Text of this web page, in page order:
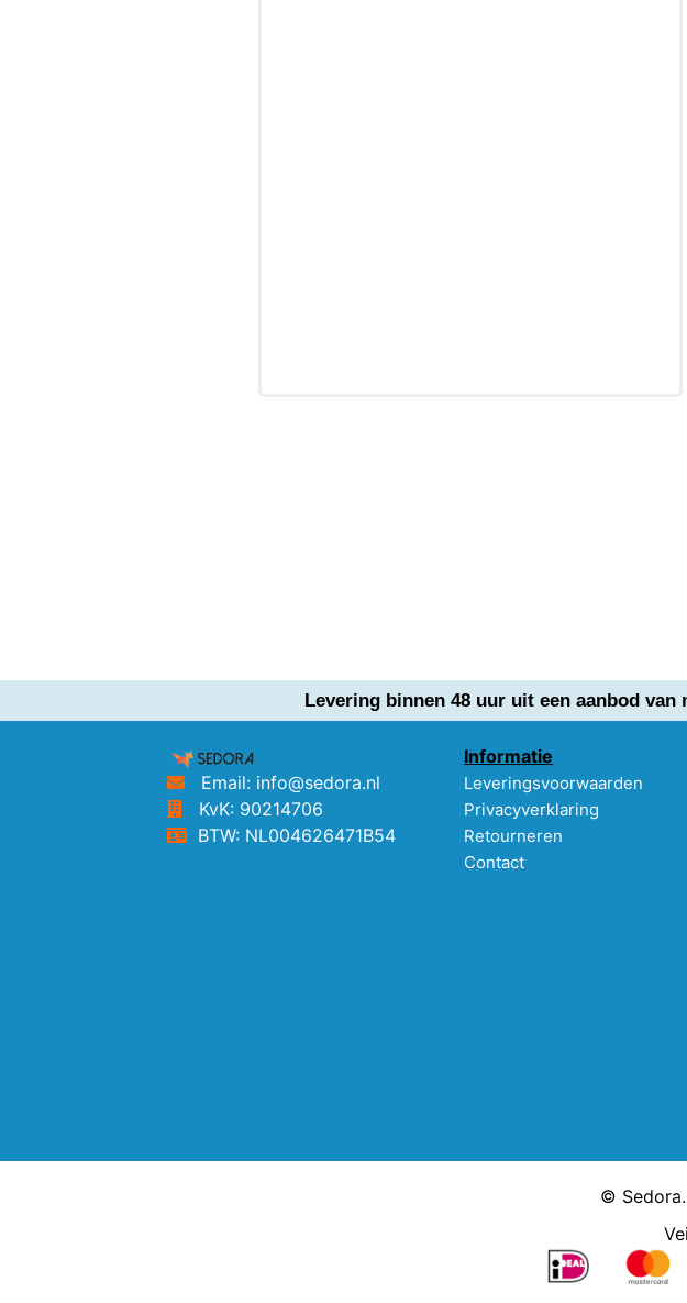
Levering binnen 48 uur uit een aanbod
Email: info@sedora.nl
KvK: 90214706
BTW: NL004626471B54
Informatie
Leveringsvoorwaarden
Privacyverklaring
Retourneren
Contact
©